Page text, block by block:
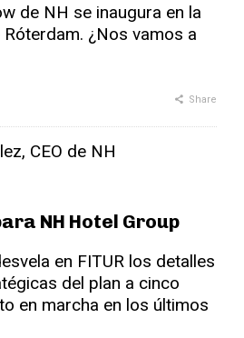
de NH se inaugura en la
¿Nos vamos a
Share
NH Hotel Group
en FITUR los detalles
del plan a cinco
en marcha en los últimos